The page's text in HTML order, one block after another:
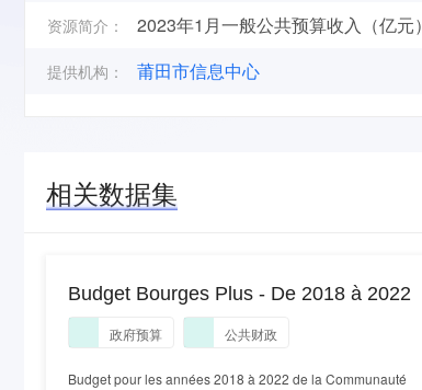
资源简介： 2023年1月一般公共预算收入（亿元）
提供机构： 莆田市信息中心
相关数据集
Budget Bourges Plus - De 2018 à 2022
政府预算 公共财政
Budget pour les années 2018 à 2022 de la Communauté